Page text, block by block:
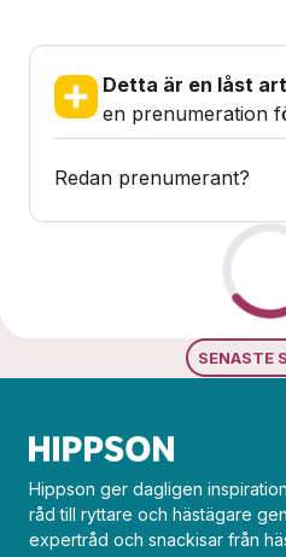
Detta är en låst
en prenumeration
Redan prenumerant?
SENASTE
Hippson ger dagligen
råd till ryttare och hästägare
expertråd och snackisar från